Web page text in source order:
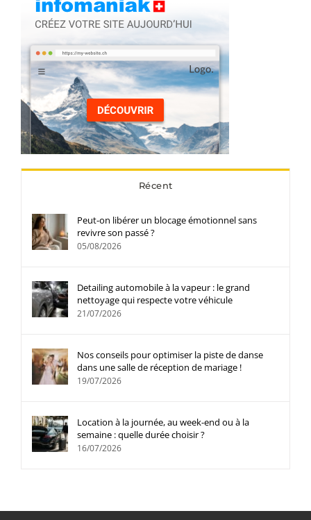
Récent
Peut-on libérer un blocage émotionnel sans
revivre son passé ?
05/08/2026
Detailing automobile à la vapeur : le grand
nettoyage qui respecte votre véhicule
21/07/2026
Nos conseils pour optimiser la piste de danse
dans une salle de réception de mariage !
19/07/2026
Location à la journée, au week-end ou à la
semaine : quelle durée choisir ?
16/07/2026